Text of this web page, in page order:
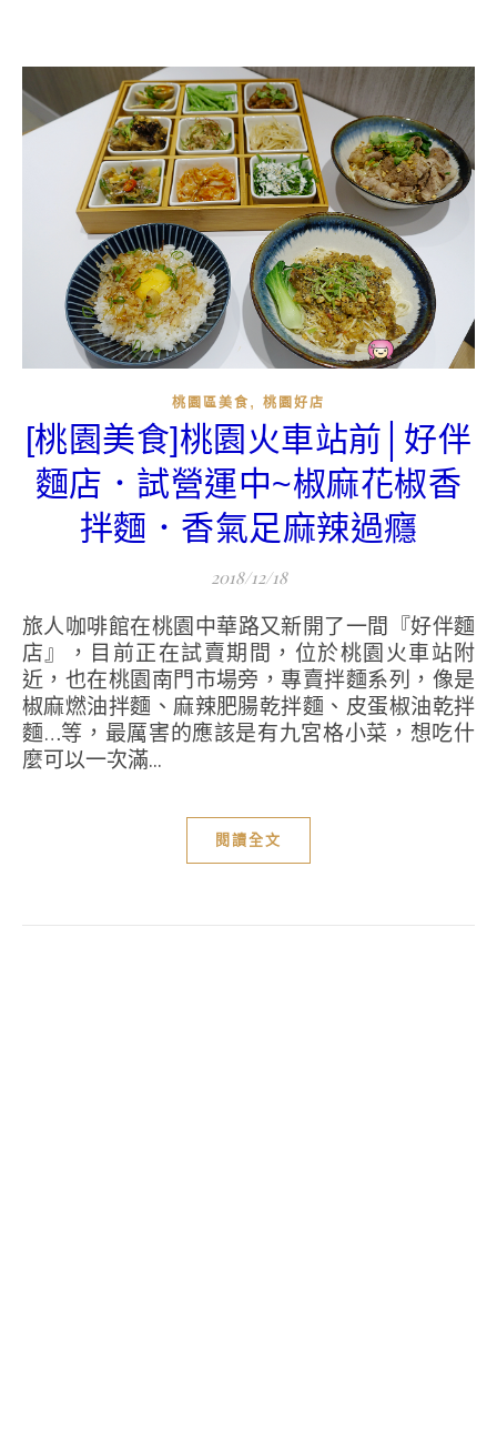
桃園區美食 , 桃園好店
[桃園美食]桃園火車站前│好伴
麵店．試營運中~椒麻花椒香
拌麵．香氣足麻辣過癮
2018/12/18
旅人咖啡館在桃園中華路又新開了一間『好伴麵
店』，目前正在試賣期間，位於桃園火車站附
近，也在桃園南門市場旁，專賣拌麵系列，像是
椒麻燃油拌麵、麻辣肥腸乾拌麵、皮蛋椒油乾拌
麵…等，最厲害的應該是有九宮格小菜，想吃什
麼可以一次滿...
閱讀全文